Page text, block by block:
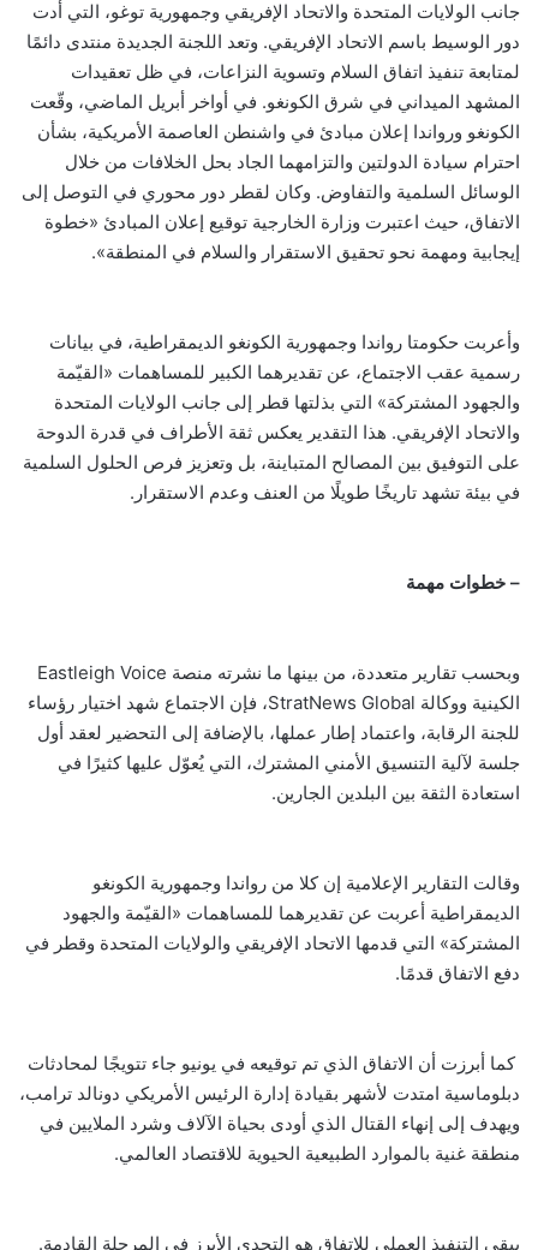
جانب الولايات المتحدة والاتحاد الإفريقي وجمهورية توغو، التي أدت
دور الوسيط باسم الاتحاد الإفريقي. وتعد اللجنة الجديدة منتدى دائمًا
لمتابعة تنفيذ اتفاق السلام وتسوية النزاعات، في ظل تعقيدات
المشهد الميداني في شرق الكونغو. في أواخر أبريل الماضي، وقّعت
الكونغو ورواندا إعلان مبادئ في واشنطن العاصمة الأمريكية، بشأن
احترام سيادة الدولتين والتزامهما الجاد بحل الخلافات من خلال
الوسائل السلمية والتفاوض. وكان لقطر دور محوري في التوصل إلى
الاتفاق، حيث اعتبرت وزارة الخارجية توقيع إعلان المبادئ «خطوة
إيجابية ومهمة نحو تحقيق الاستقرار والسلام في المنطقة».
وأعربت حكومتا رواندا وجمهورية الكونغو الديمقراطية، في بيانات
رسمية عقب الاجتماع، عن تقديرهما الكبير للمساهمات «القيّمة
والجهود المشتركة» التي بذلتها قطر إلى جانب الولايات المتحدة
والاتحاد الإفريقي. هذا التقدير يعكس ثقة الأطراف في قدرة الدوحة
على التوفيق بين المصالح المتباينة، بل وتعزيز فرص الحلول السلمية
في بيئة تشهد تاريخًا طويلًا من العنف وعدم الاستقرار.
– خطوات مهمة
وبحسب تقارير متعددة، من بينها ما نشرته منصة Eastleigh Voice
الكينية ووكالة StratNews Global، فإن الاجتماع شهد اختيار رؤساء
للجنة الرقابة، واعتماد إطار عملها، بالإضافة إلى التحضير لعقد أول
جلسة لآلية التنسيق الأمني المشترك، التي يُعوّل عليها كثيرًا في
استعادة الثقة بين البلدين الجارين.
وقالت التقارير الإعلامية إن كلا من رواندا وجمهورية الكونغو
الديمقراطية أعربت عن تقديرهما للمساهمات «القيّمة والجهود
المشتركة» التي قدمها الاتحاد الإفريقي والولايات المتحدة وقطر في
دفع الاتفاق قدمًا.
كما أبرزت أن الاتفاق الذي تم توقيعه في يونيو جاء تتويجًا لمحادثات
دبلوماسية امتدت لأشهر بقيادة إدارة الرئيس الأمريكي دونالد ترامب،
ويهدف إلى إنهاء القتال الذي أودى بحياة الآلاف وشرد الملايين في
منطقة غنية بالموارد الطبيعية الحيوية للاقتصاد العالمي.
يبقى التنفيذ العملي للاتفاق هو التحدي الأبرز في المرحلة القادمة.